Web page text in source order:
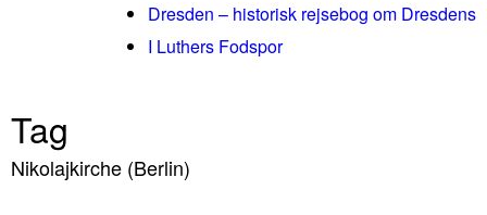
Dresden – historisk rejsebog om Dresdens
I Luthers Fodspor
Tag
Nikolajkirche (Berlin)